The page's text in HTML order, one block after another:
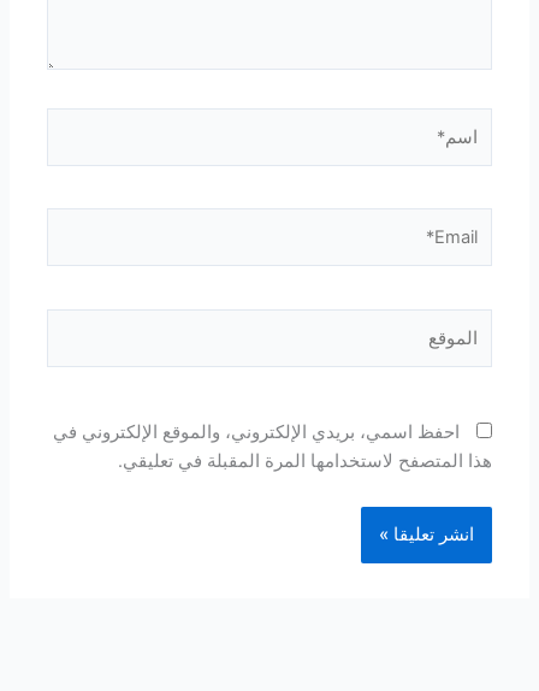
احفظ اسمي، بريدي الإلكتروني، والموقع الإلكتروني في
هذا المتصفح لاستخدامها المرة المقبلة في تعليقي.